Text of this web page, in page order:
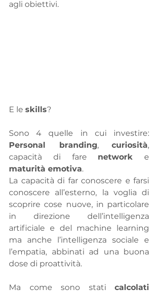
agli obiettivi.
E le skills?
Personal branding, curiosità,
capacità di fare network
maturità emotiva.
La capacità di far conoscere e farsi
conoscere all’esterno, la voglia di
scoprire cose nuove, in particolare
in direzione dell’intelligenza
artificiale e del machine learning
ma anche l’intelligenza sociale e
l’empatia, abbinati ad una buona
dose di proattività.
Ma come sono stati calcolati